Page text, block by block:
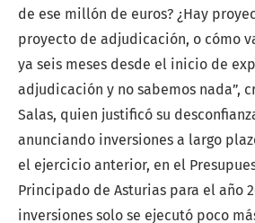
de ese millón de euros? ¿Hay
proyecto de adjudicación, o cómo
ya seis meses desde el inicio de
adjudicación y no sabemos nada”,
Salas, quien justificó su
anunciando inversiones a largo
el ejercicio anterior, en el
Principado de Asturias para el año
inversiones solo se ejecutó poco